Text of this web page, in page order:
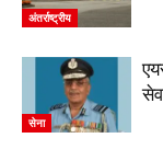
अंतर्राष्ट्रीय
सेना